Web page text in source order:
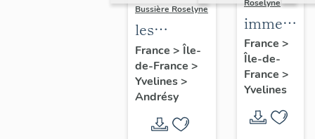
Bussière Roselyne
les
immeubles,
maisons et
fermes du
canton
d'Andrésy
France > Île-
de-France >
Yvelines>
Andrésy
Roselyne
maisons,
fermes
France >
Île-de-
France >
Yvelines